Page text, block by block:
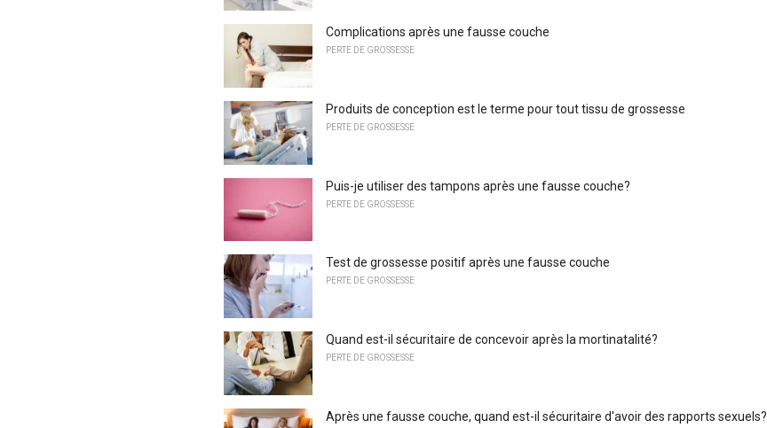
Complications après une fausse couche
PERTE DE GROSSESSE
Produits de conception est le terme pour tout tissu de grossesse
PERTE DE GROSSESSE
Puis-je utiliser des tampons après une fausse couche?
PERTE DE GROSSESSE
Test de grossesse positif après une fausse couche
PERTE DE GROSSESSE
Quand est-il sécuritaire de concevoir après la mortinatalité?
PERTE DE GROSSESSE
Après une fausse couche, quand est-il sécuritaire d'avoir des rapports sexuels?